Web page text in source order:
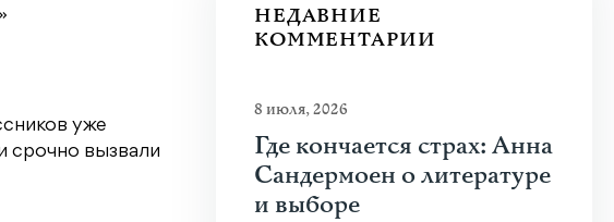
уже
срочно вызвали
НЕДАВНИЕ
КОММЕНТАРИИ
8 июля, 2026
Где кончается страх: Анна
Сандермоен о литературе
и выборе